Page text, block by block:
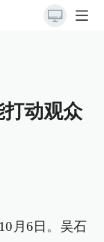
动观众
月6日。吴石